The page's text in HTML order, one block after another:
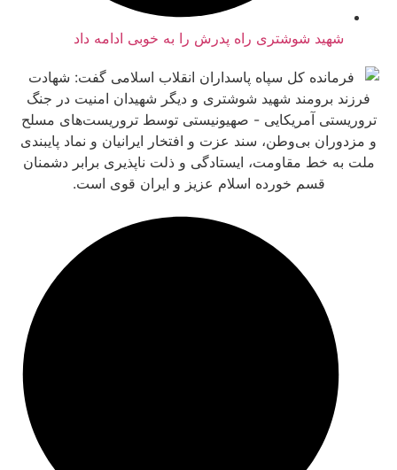
شهید شوشتری راه پدرش را به خوبی ادامه داد